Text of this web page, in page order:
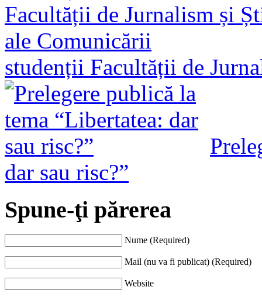
studenții Facultății de
dar sau risc?”
Spune-ţi părerea
Nume (Required)
Mail (nu va fi publicat) (Required)
Website